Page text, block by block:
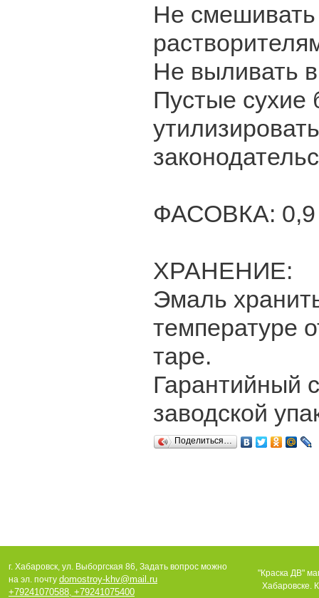
Не смешивать
Не выливать
Пустые сухие
ФАСОВКА: 0,9
ХРАНЕНИЕ:
Эмаль
температуре
таре.
Гарантийный
заводской
Поделиться…
г. Хабаровск, ул. Выборгская 86, Задать вопрос можно
на эл. почту domostroy-khv@mail.ru
+79241070588, +79241075400
"Краска ДВ"
Хабаровске.